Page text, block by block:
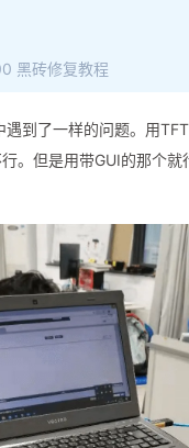
黑砖修复教程
遇到了一样的问题。用
。但是用带GUI的那个就